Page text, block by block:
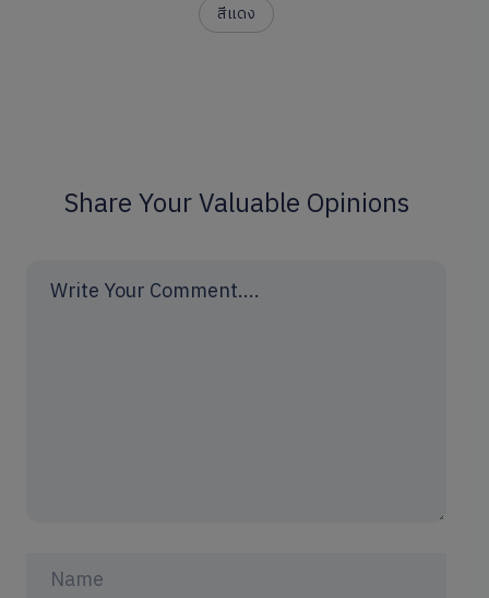
สีแดง
Share Your Valuable Opinions